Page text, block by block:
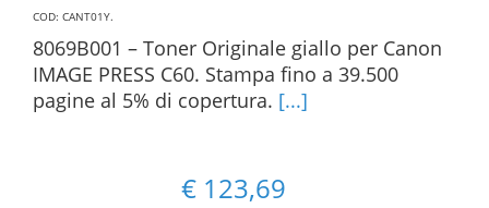
COD: CANT01Y.
8069B001 – Toner Originale giallo per Canon
IMAGE PRESS C60. Stampa fino a 39.500
pagine al 5% di copertura. [...]
€ 123,69